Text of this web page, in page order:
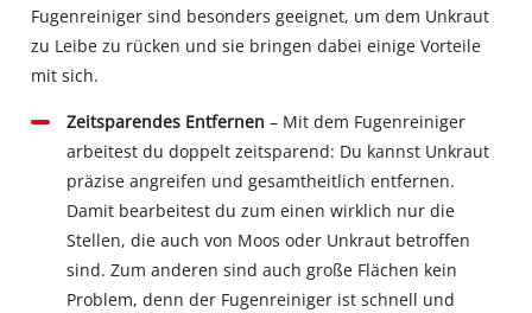
Fugenreiniger sind besonders geeignet, um dem Unkraut
zu Leibe zu rücken und sie bringen dabei einige Vorteile
mit sich.
Zeitsparendes Entfernen – Mit dem Fugenreiniger
arbeitest du doppelt zeitsparend: Du kannst Unkraut
präzise angreifen und gesamtheitlich entfernen.
Damit bearbeitest du zum einen wirklich nur die
Stellen, die auch von Moos oder Unkraut betroffen
sind. Zum anderen sind auch große Flächen kein
Problem, denn der Fugenreiniger ist schnell und